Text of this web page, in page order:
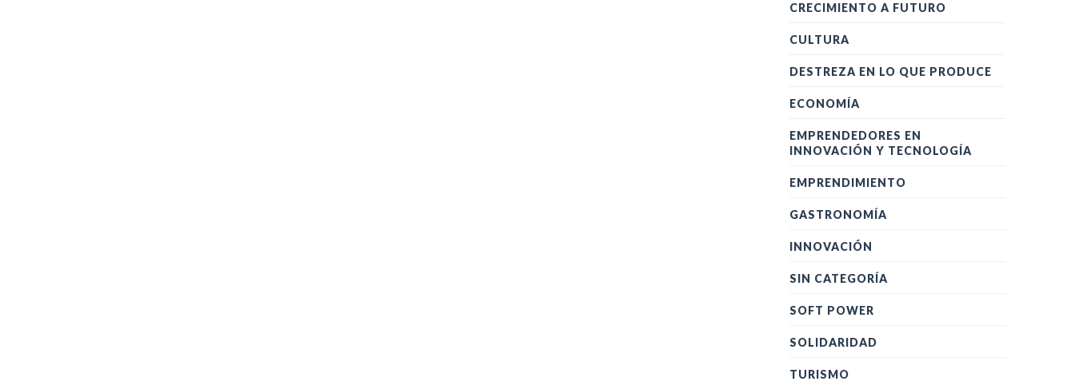
CRECIMIENTO A FUTURO
CULTURA
DESTREZA EN LO QUE PRODUCE
ECONOMÍA
EMPRENDEDORES EN
INNOVACIÓN Y TECNOLOGÍA
EMPRENDIMIENTO
GASTRONOMÍA
INNOVACIÓN
SIN CATEGORÍA
SOFT POWER
SOLIDARIDAD
TURISMO